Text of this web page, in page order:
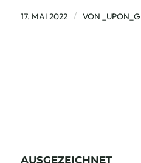
17. MAI 2022 / VON
AUSGEZEICHNET